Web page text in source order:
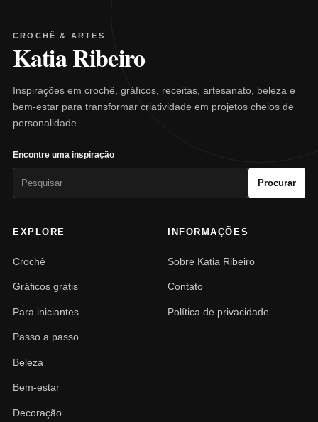
CROCHÊ & ARTES
Katia Ribeiro
Inspirações em crochê, gráficos, receitas, artesanato, beleza e
bem-estar para transformar criatividade em projetos cheios de
personalidade.
Encontre uma inspiração
Procurar
EXPLORE
Crochê
Gráficos grátis
Para iniciantes
Passo a passo
Beleza
Bem-estar
Decoração
INFORMAÇÕES
Sobre Katia Ribeiro
Contato
Política de privacidade